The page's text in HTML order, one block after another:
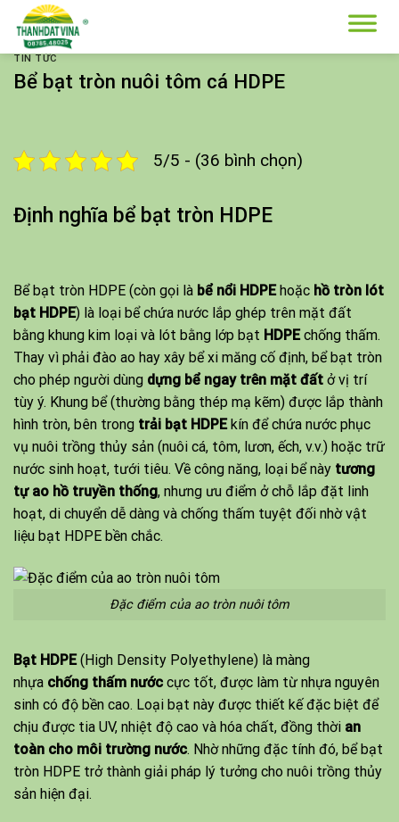
content
TIN TỨC
Bể bạt tròn nuôi tôm cá HDPE
5/5 - (36 bình chọn)
Định nghĩa bể bạt tròn HDPE
Bể bạt tròn HDPE (còn gọi là bể nổi HDPEhoặc hồ tròn lót
bạt HDPE) là loại bể chứa nước lắp ghép trên mặt đất
bằng khung kim loại và lót bằng lớp bạt HDPEchống thấm.
Thay vì phải đào ao hay xây bể xi măng cố định, bể bạt tròn
cho phép người dùng dựng bể ngay trên mặt đất ở vị trí
tùy ý. Khung bể (thường bằng thép mạ kẽm) được lắp thành
hình tròn, bên trong trải bạt HDPEkín để chứa nước phục
vụ nuôi trồng thủy sản (nuôi cá, tôm, lươn, ếch, v.v.) hoặc trữ
nước sinh hoạt, tưới tiêu. Về công năng, loại bể này tương
tự ao hồ truyền thống, nhưng ưu điểm ở chỗ lắp đặt linh
hoạt, di chuyển dễ dàng và chống thấm tuyệt đối nhờ vật
liệu bạt HDPE bền chắc.
Đặc điểm của ao tròn nuôi tôm
Bạt HDPE(High Density Polyethylene) là màng
nhựa chống thấm nước cực tốt, được làm từ nhựa nguyên
sinh có độ bền cao. Loại bạt này được thiết kế đặc biệt để
chịu được tia UV, nhiệt độ cao và hóa chất, đồng thời an
toàn cho môi trường nước. Nhờ những đặc tính đó, bể bạt
tròn HDPE trở thành giải pháp lý tưởng cho nuôi trồng thủy
sản hiện đại.